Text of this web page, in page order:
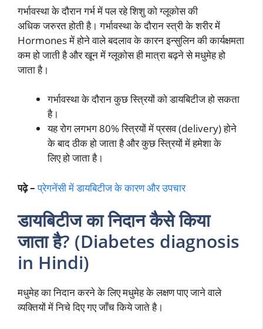
गर्भावस्था के दौरान गर्भ में पल रहे शिशु को ग्लूकोस की
अधिक जरुरत होती है। गर्भावस्था के दौरान स्त्री के शरीर में
Hormones में होने वाले बदलाव के कारन इन्सुलिन की कार्यक्षमता
कम हो जाती है और खून में ग्लूकोस ही मात्रा बढ़ने से मधुमेह हो
जाता है।
गर्भावस्था के दौरान कुछ स्त्रियों को डायबिटीज हो सकता
है।
यह रोग लगभग 80% स्त्रियों में प्रसव (delivery) होने
के बाद ठीक हो जाता है और कुछ स्त्रियों में हमेशा के
लिए हो जाता है।
पढ़े – प्रेगनेंसी में डायबिटीज के कारण और उपचार
डायबिटीज का निदान कैसे किया
जाता है? (Diabetes diagnosis
in Hindi)
मधुमेह का निदान करने के लिए मधुमेह के लक्षण पाए जाने वाले
व्यक्तियों में निचे दिए गए जाँच किये जाते है।